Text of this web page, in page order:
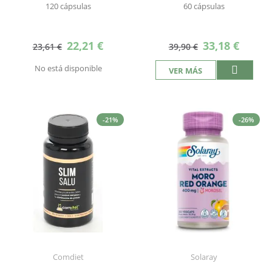
120 cápsulas
23,61 € Precio
especial
22,21 €
No está disponible
60 cápsulas
39,90 € Precio
especial
33,18 €
VER MÁS
-21%
Comdiet
-26%
Solaray